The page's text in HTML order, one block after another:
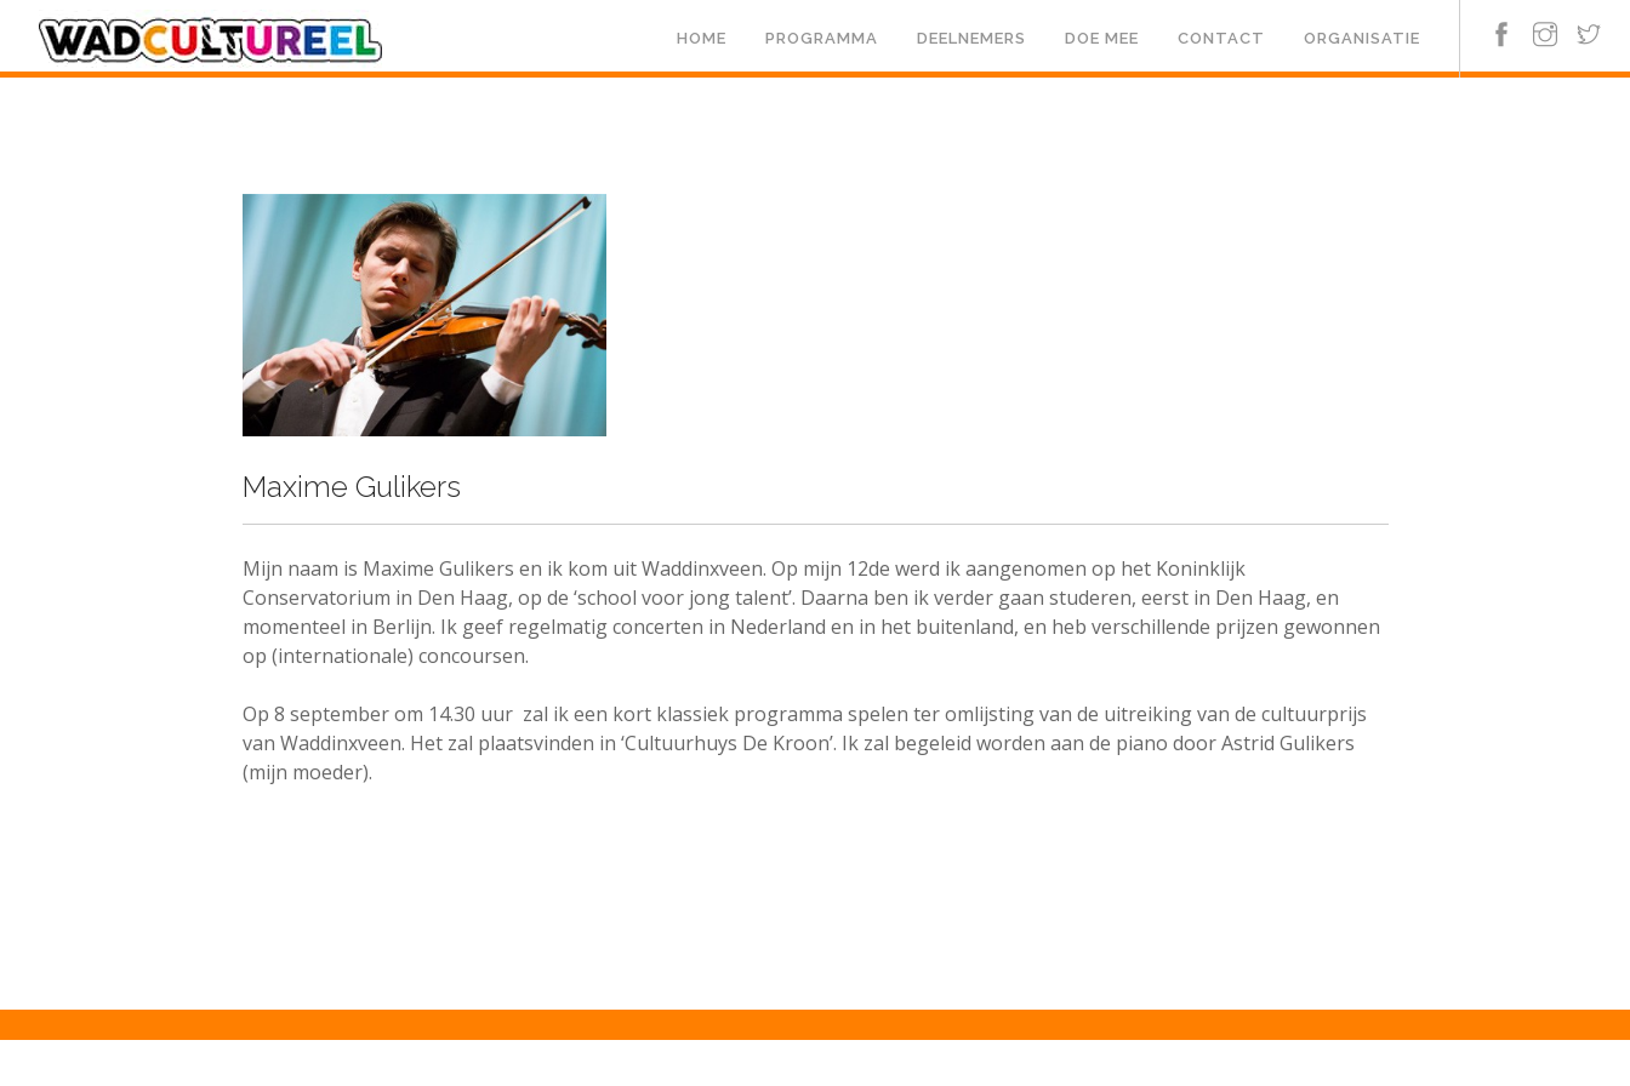
HOME PROGRAMMA DEELNEMERS DOE MEE CONTACT ORGANISATIE
Maxime Gulikers
Mijn naam is Maxime Gulikers en ik kom uit Waddinxveen. Op mijn 12de werd ik aangenomen op het Koninklijk
Conservatorium in Den Haag, op de ‘school voor jong talent’. Daarna ben ik verder gaan studeren, eerst in Den Haag, en
momenteel in Berlijn. Ik geef regelmatig concerten in Nederland en in het buitenland, en heb verschillende prijzen gewonnen
op (internationale) concoursen.
Op 8 september om 14.30 uur zal ik een kort klassiek programma spelen ter omlijsting van de uitreiking van de cultuurprijs
van Waddinxveen. Het zal plaatsvinden in ‘Cultuurhuys De Kroon’. Ik zal begeleid worden aan de piano door Astrid Gulikers
(mijn moeder).